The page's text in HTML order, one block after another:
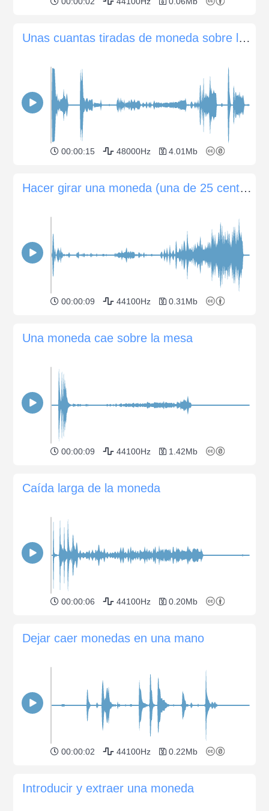
Unas cuantas tiradas de moneda sobre la mesa
00:00:15 48000Hz 4.01Mb
Hacer girar una moneda (una de 25 centavos) sobre un suelo de madera
00:00:09 44100Hz 0.31Mb
Una moneda cae sobre la mesa
00:00:09 44100Hz 1.42Mb
Caída larga de la moneda
00:00:06 44100Hz 0.20Mb
Dejar caer monedas en una mano
00:00:02 44100Hz 0.22Mb
Introducir y extraer una moneda